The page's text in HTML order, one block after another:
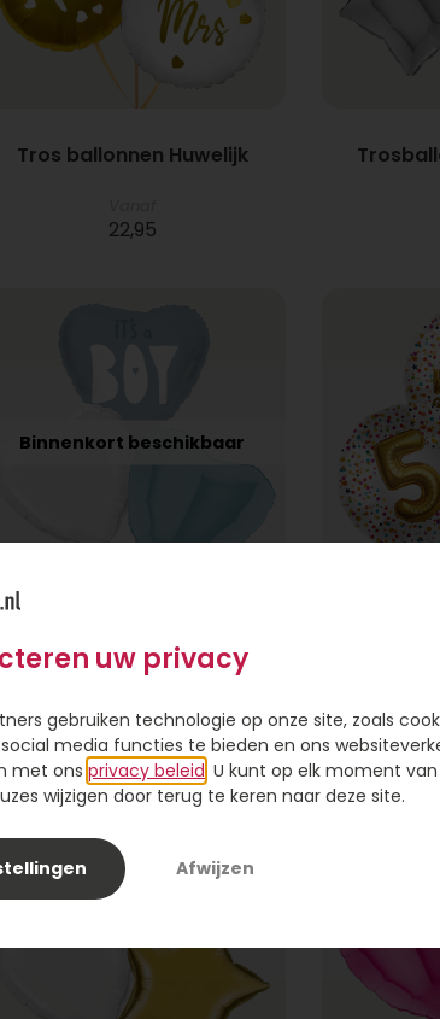
Tros ballonnen Huwelijk
22,95
Binnenkort beschikbaar
Tros ballonnen It's a boy
22,95
uw privacy
gebruiken technologie op onze site, zoals
media functies te bieden en ons
met ons privacy beleid . U kunt op elk moment
wijzigen door terug te keren naar deze site.
Afwijzen